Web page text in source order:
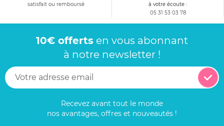
satisfait ou remboursé
à votre écoute :
05 31 53 03 78
10€ offerts en vous abonnant
à notre newsletter !
Recevez avant tout le monde
nos avantages, offres et nouveautés !